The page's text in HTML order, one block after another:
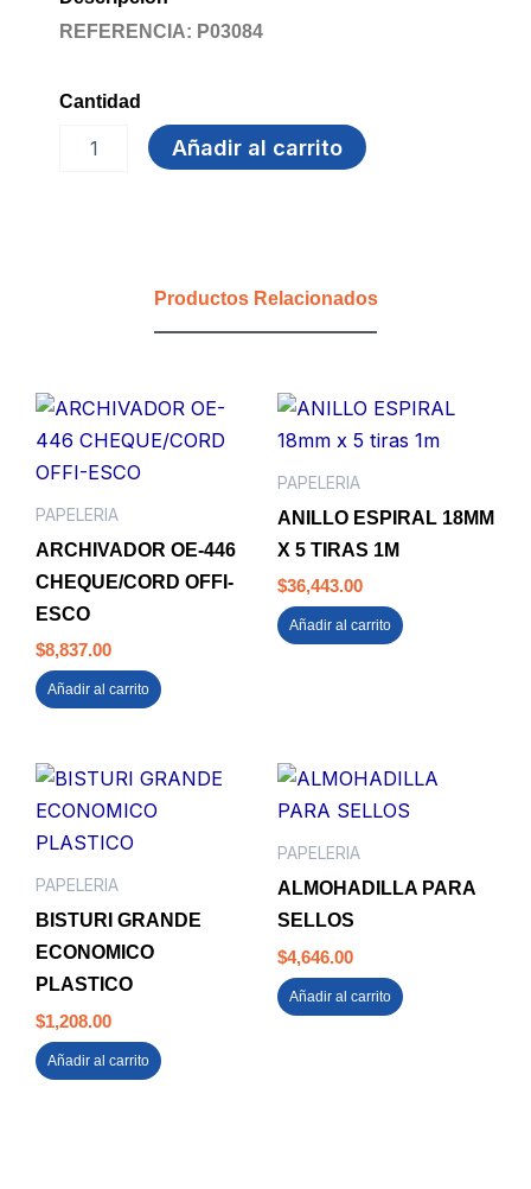
REFERENCIA: P03084
Cantidad
Añadir al carrito
Productos Relacionados
PAPELERIA
ARCHIVADOR OE-446
CHEQUE/CORD OFFI-
ESCO
$8,837.00
Añadir al carrito
PAPELERIA
ANILLO ESPIRAL 18MM
X 5 TIRAS 1M
$36,443.00
Añadir al carrito
PAPELERIA
BISTURI GRANDE
ECONOMICO
PLASTICO
$1,208.00
Añadir al carrito
PAPELERIA
ALMOHADILLA PARA
SELLOS
$4,646.00
Añadir al carrito